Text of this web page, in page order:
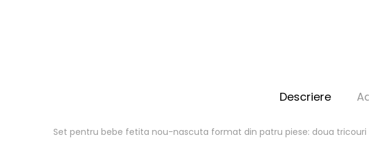
Descriere
Set pentru bebe fetita nou-nascuta format din patru piese: doua